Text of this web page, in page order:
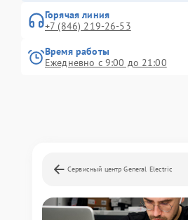
Горячая линия
+7 (846) 219-26-53
Время работы
Ежедневно с 9:00 до 21:00
Сервисный центр General Electric